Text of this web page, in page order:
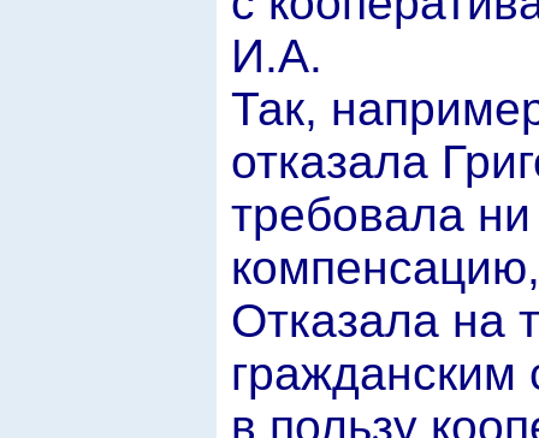
И.А.
Так,
отказала
требовала
Отказала на
гражданским
в пользу